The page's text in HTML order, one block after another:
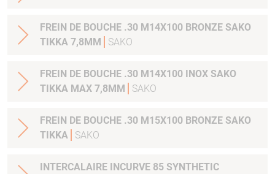
FREIN DE BOUCHE .30 M14X100 BRONZE SAKO
TIKKA 7,8MM
SAKO
FREIN DE BOUCHE .30 M14X100 INOX SAKO
TIKKA MAX 7,8MM
SAKO
FREIN DE BOUCHE .30 M15X100 BRONZE SAKO
TIKKA
SAKO
INTERCALAIRE INCURVE 85 SYNTHETIC